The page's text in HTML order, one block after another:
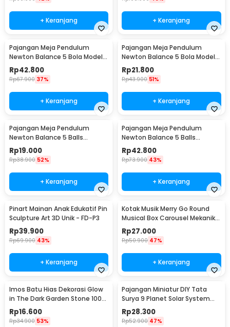
+ Keranjang + Keranjang
Pajangan Meja Pendulum
Newton Balance 5 Bola Model
Arched M - ZY02
Rp42.800
Rp67.900 37%
+ Keranjang
Pajangan Meja Pendulum
Newton Balance 5 Bola Model
Arched S - ZY02
Rp21.800
Rp43.900 51%
+ Keranjang
Pajangan Meja Pendulum
Newton Balance 5 Balls
Stainless Steel Model T S -
LX013
Rp19.000
Rp38.900 52%
+ Keranjang
Pajangan Meja Pendulum
Newton Balance 5 Balls
Stainless Steel Model T L -
LX013
Rp42.800
Rp73.900 43%
+ Keranjang
Pinart Mainan Anak Edukatif Pin
Sculpture Art 3D Unik - FD-P3
Rp39.900
Rp69.900 43%
+ Keranjang
Kotak Musik Merry Go Round
Musical Box Carousel Mekanikal
- HD-Y02
Rp27.000
Rp50.900 47%
+ Keranjang
Imos Batu Hias Dekorasi Glow
in The Dark Garden Stone 100
PCS - HC0043
Rp16.600
Rp34.900 53%
Pajangan Miniatur DIY Tata
Surya 9 Planet Solar System
Planetary - 2135
Rp28.300
Rp52.900 47%